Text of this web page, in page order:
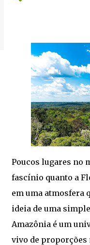
Poucos lugares no
fascínio quanto a
em uma atmosfera
ideia de uma
Amazônia é um
vivo de